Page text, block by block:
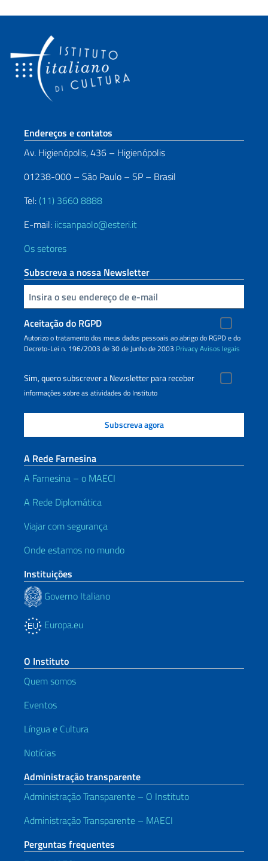
Seção de rodapé
Endereços e contatos
Av. Higienópolis, 436 – Higienópolis
01238-000 – São Paulo – SP – Brasil
Tel: (11) 3660 8888
E-mail: iicsanpaolo@esteri.it
Os setores
Subscreva a nossa Newsletter
Inserisci la tua email
Aceitação do RGPD
Autorizo o tratamento dos meus dados pessoais ao abrigo do RGPD e do
Decreto-Lei n. 196/2003 de 30 de Junho de 2003 PrivacyAvisos legais
Sim, quero subscrever a Newsletter para receber
informações sobre as atividades do Instituto
A Rede Farnesina
A Farnesina – o MAECI
A Rede Diplomática
Viajar com segurança
Onde estamos no mundo
Instituições
Governo Italiano
Europa.eu
O Instituto
Quem somos
Eventos
Língua e Cultura
Notícias
Administração transparente
Administração Transparente – O Instituto
Administração Transparente – MAECI
Perguntas frequentes